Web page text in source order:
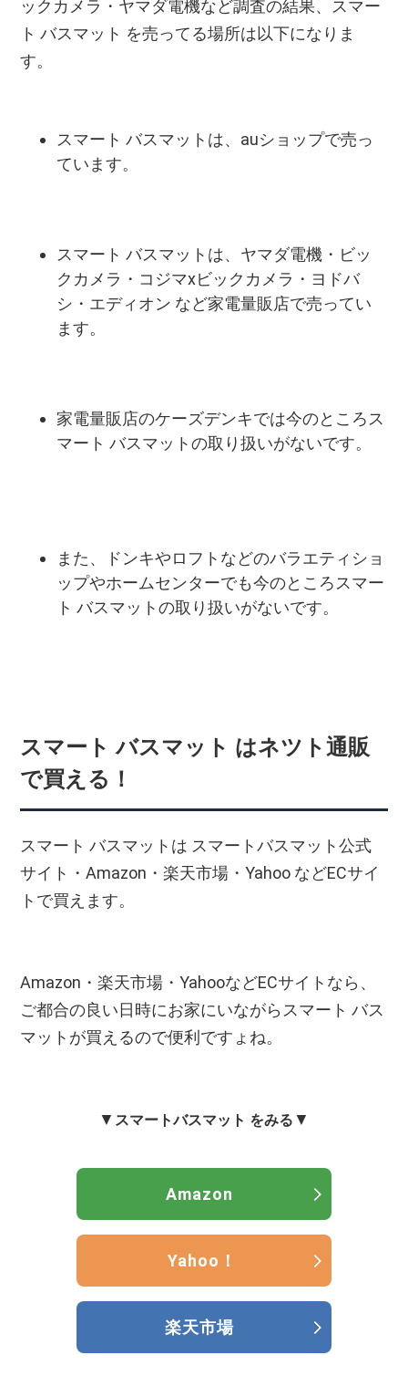
ックカメラ・ヤマダ電機など調査の結果、スマー
ト バスマット を売ってる場所は以下になりま
す。
スマート バスマットは、auショップで売っ
ています。
スマート バスマットは、ヤマダ電機・ビッ
クカメラ・コジマxビックカメラ・ヨドバ
シ・エディオン など家電量販店で売ってい
ます。
家電量販店のケーズデンキでは今のところス
マート バスマットの取り扱いがないです。
また、ドンキやロフトなどのバラエティショ
ップやホームセンターでも今のところスマー
ト バスマットの取り扱いがないです。
スマート バスマット はネツト通販
で買える！
スマート バスマットは スマートバスマット公式
サイト・Amazon・楽天市場・Yahoo などECサイ
トで買えます。
Amazon・楽天市場・YahooなどECサイトなら、
ご都合の良い日時にお家にいながらスマート バス
マットが買えるので便利ですょね。
▼ スマートバスマット をみる ▼
Amazon
Yahoo！
楽天市場